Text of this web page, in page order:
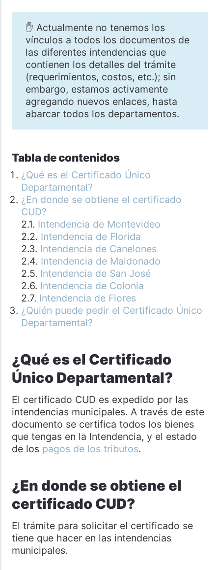
✋ Actualmente no tenemos los
vínculos a todos los documentos de
las diferentes intendencias que
contienen los detalles del trámite
(requerimientos, costos, etc.); sin
embargo, estamos activamente
agregando nuevos enlaces, hasta
abarcar todos los departamentos.
Tabla de contenidos
¿Qué es el Certificado Único
Departamental?
¿En donde se obtiene el certificado
CUD?
Intendencia de Montevideo
Intendencia de Florida
Intendencia de Canelones
Intendencia de Maldonado
Intendencia de San José
Intendencia de Colonia
Intendencia de Flores
¿Quién puede pedir el Certificado Único
Departamental?
¿Qué es el Certificado
Único Departamental?
El certificado CUD es expedido por las
intendencias municipales. A través de este
documento se certifica todos los bienes
que tengas en la Intendencia, y el estado
de los pagos de los tributos.
¿En donde se obtiene el
certificado CUD?
El trámite para solicitar el certificado se
tiene que hacer en las intendencias
municipales.